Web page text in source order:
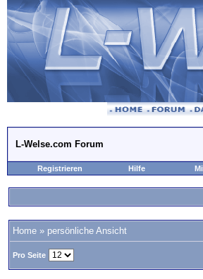
L-Welse.com Forum
Registrieren Hilfe
Home » persönliche Ansicht
Pro Seite